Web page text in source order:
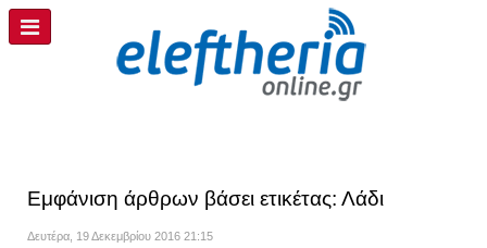
Εμφάνιση άρθρων βάσει ετικέτας: Λάδι
Δευτέρα, 19 Δεκεμβρίου 2016 21:15